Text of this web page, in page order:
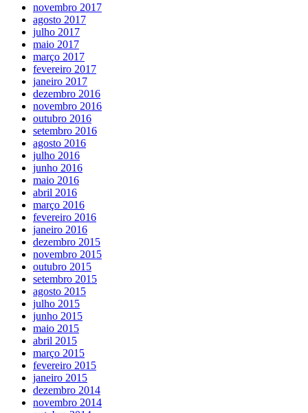
novembro 2017
agosto 2017
julho 2017
maio 2017
março 2017
fevereiro 2017
janeiro 2017
dezembro 2016
novembro 2016
outubro 2016
setembro 2016
agosto 2016
julho 2016
junho 2016
maio 2016
abril 2016
março 2016
fevereiro 2016
janeiro 2016
dezembro 2015
novembro 2015
outubro 2015
setembro 2015
agosto 2015
julho 2015
junho 2015
maio 2015
abril 2015
março 2015
fevereiro 2015
janeiro 2015
dezembro 2014
novembro 2014